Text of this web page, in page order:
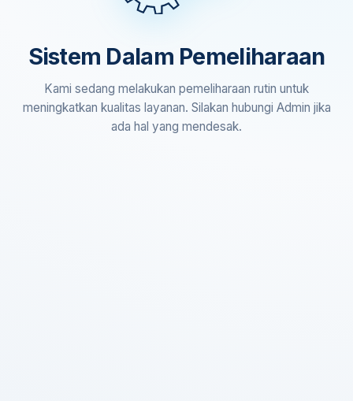
Sistem Dalam Pemeliharaan
Kami sedang melakukan pemeliharaan rutin untuk
meningkatkan kualitas layanan. Silakan hubungi Admin jika
ada hal yang mendesak.